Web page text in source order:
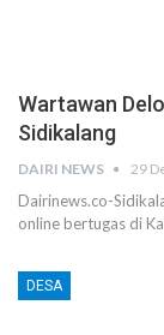
Wartawan
Sidikalang
DAIRI NEWS 29
Dairinews.co-
online bertugas di
DESA